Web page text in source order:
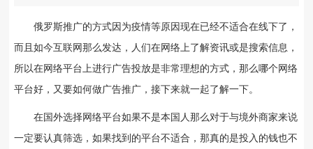
俄罗斯推广的方式因为疫情等原因现在已经不适合在线下了，
而且如今互联网那么发达，人们在网络上了解资讯或是搜索信息，
所以在网络平台上进行广告投放是非常理想的方式，那么哪个网络
平台好，又要如何做广告推广，接下来就一起了解一下。
在国外选择网络平台如果不是本国人那么对于与境外商家来说
一定要认真筛选，如果找到的平台不适合，那真的是投入的钱也不